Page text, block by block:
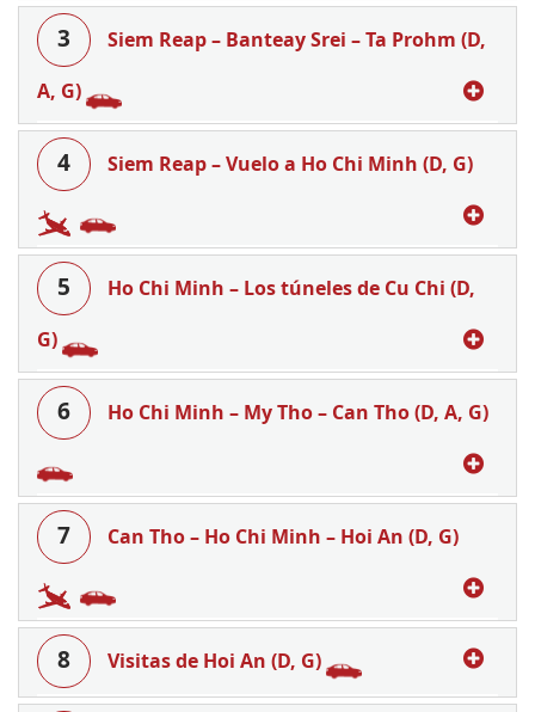
3
Siem Reap – Banteay Srei – Ta Prohm (D,
A, G)
4 Siem Reap – Vuelo a Ho Chi Minh (D, G)
5
Ho Chi Minh – Los túneles de Cu Chi (D,
G)
6 Ho Chi Minh – My Tho – Can Tho (D, A, G)
7 Can Tho – Ho Chi Minh – Hoi An (D, G)
8 Visitas de Hoi An (D, G)